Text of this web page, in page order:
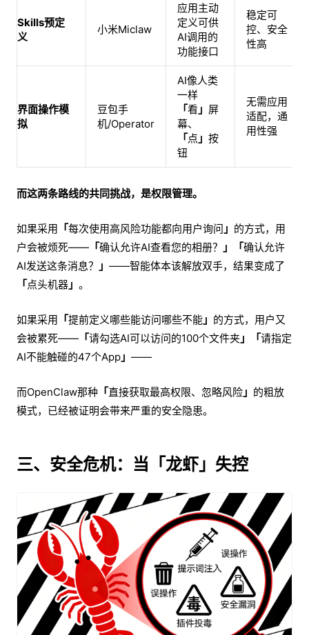
Skills预定
义
小米Miclaw
应用主动
定义可供
AI调用的
功能接口
稳定可
控、安全
性高
界面操作模
拟
豆包手
机/Operator
AI像人类
一样
「看 」 屏
幕、
「点 」 按
钮
无需应用
适配，通
用性强
而这两条路线的共同挑战，是权限管理。
如果采用 「每次使用高风险功能都向用户询问 」 的方式，用
户会被烦死—— 「确认允许AI查看您的相册？ 」「确认允许
AI发送这条消息？
」 ——智能体本该解放双手，结果变成了
「点头机器 」 。
如果采用 「提前定义哪些能访问哪些不能 」 的方式，用户又
会被累死—— 「请勾选AI可以访问的100个文件夹 」「请指定
AI不能触碰的47个App 」 ——
而OpenClaw那种 「直接获取最高权限、忽略风险 」 的粗放
模式，已经被证明会带来严重的安全隐患。
三、安全危机：当 「龙虾 」 失控